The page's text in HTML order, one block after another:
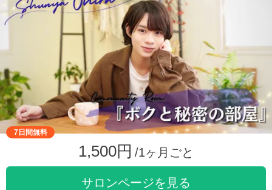
7日間無料
1,500円 /1ヶ月ごと
サロンページを見る